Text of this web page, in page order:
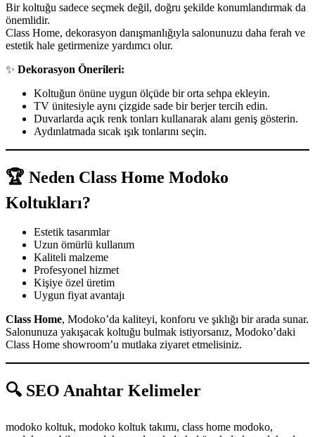
Bir koltuğu sadece seçmek değil, doğru şekilde konumlandırmak da
önemlidir.
Class Home, dekorasyon danışmanlığıyla salonunuzu daha ferah ve
estetik hale getirmenize yardımcı olur.
✨ Dekorasyon Önerileri:
Koltuğun önüne uygun ölçüde bir orta sehpa ekleyin.
TV ünitesiyle aynı çizgide sade bir berjer tercih edin.
Duvarlarda açık renk tonları kullanarak alanı geniş gösterin.
Aydınlatmada sıcak ışık tonlarını seçin.
🏆 Neden Class Home Modoko
Koltukları?
Estetik tasarımlar
Uzun ömürlü kullanım
Kaliteli malzeme
Profesyonel hizmet
Kişiye özel üretim
Uygun fiyat avantajı
Class Home, Modoko’da kaliteyi, konforu ve şıklığı bir arada sunar.
Salonunuza yakışacak koltuğu bulmak istiyorsanız, Modoko’daki
Class Home showroom’u mutlaka ziyaret etmelisiniz.
🔍 SEO Anahtar Kelimeler
modoko koltuk, modoko koltuk takımı, class home modoko,